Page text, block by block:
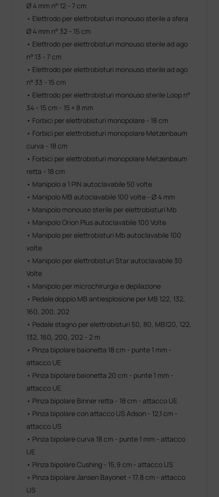
Ø 4 mm n° 12 - 7 cm
• Elettrodo per elettrobisturi monouso sterile a sfera
Ø 4 mm n° 32 - 15 cm
• Elettrodo per elettrobisturi monouso sterile ad ago
n° 13 - 7 cm
• Elettrodo per elettrobisturi monouso sterile ad ago
n° 33 - 15 cm
• Elettrodo per elettrobisturi monouso sterile Loop n°
34 - 15 cm - 15 × 8 mm
• Forbici per elettrobisturi monopolare - 18 cm
• Forbici per elettrobisturi monopolare Metzenbaum
curva - 18 cm
• Forbici per elettrobisturi monopolare Metzenbaum
retta - 18 cm
• Manipolo a 1 PIN autoclavabile 50 volte
• Manipolo MB autoclavabile 100 volte - Ø 4 mm
• Manipolo monouso sterile per elettrobisturi Mb
• Manipolo Orion Plus autoclavabile 100 Volte
• Manipolo per elettrobisturi Mb autoclavabile 100
volte
• Manipolo per elettrobisturi Star autoclavabile 30
Volte
• Manipolo per microchirurgia e depilazione
• Pedale doppio MB antiesplosione per MB 122, 132,
160, 200, 202
• Pedale stagno per elettrobisturi 50, 80, MB120, 122,
132, 160, 200, 202 - 2 m
• Pinza bipolare baionetta 18 cm - punte 1 mm -
attacco UE
• Pinza bipolare baionetta 20 cm - punte 1 mm -
attacco UE
• Pinza bipolare Binner retta - 18 cm - attacco UE
• Pinza bipolare con attacco US Adson - 12,1 cm -
attacco US
• Pinza bipolare curva 18 cm - punte 1 mm - attacco
UE
• Pinza bipolare Cushing - 15,9 cm - attacco US
• Pinza bipolare Jansen Bayonet - 17,8 cm - attacco
US